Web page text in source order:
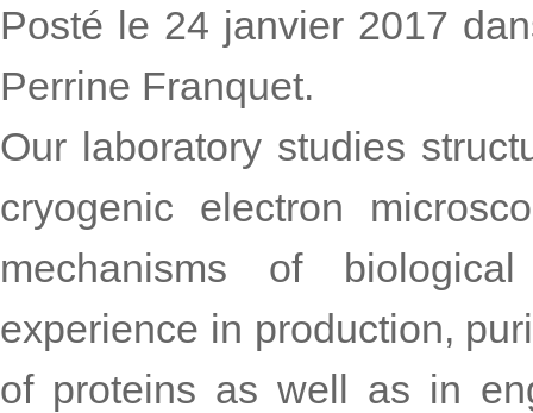
Posté le 24 janvier 2017
Perrine Franquet.
Our laboratory studies
cryogenic electron
mechanisms of
experience in production,
of proteins as well as in